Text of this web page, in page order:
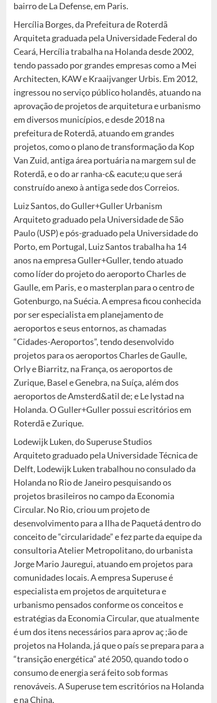
bairro de La Defense, em Paris.
Hercília Borges, da Prefeitura de Roterdã
Arquiteta graduada pela Universidade Federal do
Ceará, Hercília trabalha na Holanda desde 2002,
tendo passado por grandes empresas como a Mei
Architecten, KAW e Kraaijvanger Urbis. Em 2012,
ingressou no serviço público holandês, atuando na
aprovação de projetos de arquitetura e urbanismo
em diversos municípios, e desde 2018 na
prefeitura de Roterdã, atuando em grandes
projetos, como o plano de transformação da Kop
Van Zuid, antiga área portuária na margem sul de
Roterdã, e o do ar ranha-c& eacute;u que será
construído anexo à antiga sede dos Correios.
Luiz Santos, do Guller+Guller Urbanism
Arquiteto graduado pela Universidade de São
Paulo (USP) e pós-graduado pela Universidade do
Porto, em Portugal, Luiz Santos trabalha ha 14
anos na empresa Guller+Guller, tendo atuado
como líder do projeto do aeroporto Charles de
Gaulle, em Paris, e o masterplan para o centro de
Gotenburgo, na Suécia. A empresa ficou conhecida
por ser especialista em planejamento de
aeroportos e seus entornos, as chamadas
“Cidades-Aeroportos”, tendo desenvolvido
projetos para os aeroportos Charles de Gaulle,
Orly e Biarritz, na França, os aeroportos de
Zurique, Basel e Genebra, na Suíça, além dos
aeroportos de Amsterd&atil de; e Le lystad na
Holanda. O Guller+Guller possui escritórios em
Roterdã e Zurique.
Lodewijk Luken, do Superuse Studios
Arquiteto graduado pela Universidade Técnica de
Delft, Lodewijk Luken trabalhou no consulado da
Holanda no Rio de Janeiro pesquisando os
projetos brasileiros no campo da Economia
Circular. No Rio, criou um projeto de
desenvolvimento para a Ilha de Paquetá dentro do
conceito de “circularidade” e fez parte da equipe da
consultoria Atelier Metropolitano, do urbanista
Jorge Mario Jauregui, atuando em projetos para
comunidades locais. A empresa Superuse é
especialista em projetos de arquitetura e
urbanismo pensados conforme os conceitos e
estratégias da Economia Circular, que atualmente
é um dos itens necessários para aprov aç ;ão de
projetos na Holanda, já que o país se prepara para a
“transição energética” até 2050, quando todo o
consumo de energia será feito sob formas
renováveis. A Superuse tem escritórios na Holanda
e na China.